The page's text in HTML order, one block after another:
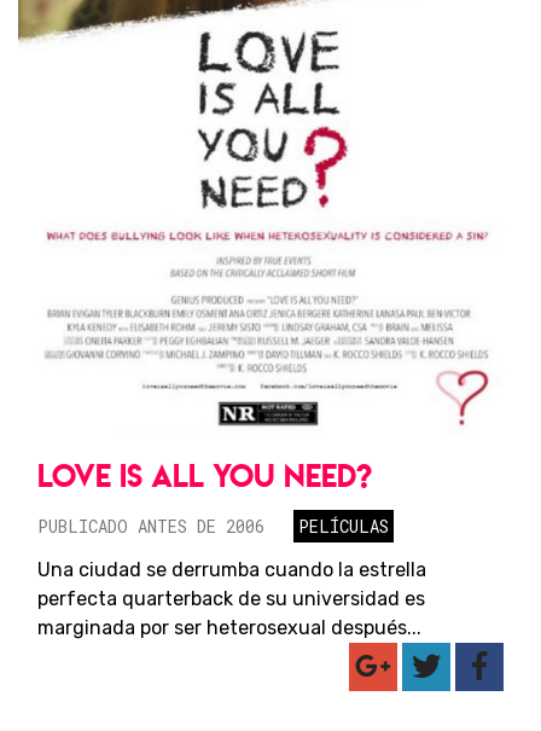
LOVE IS ALL YOU NEED?
PUBLICADO ANTES DE 2006
PELÍCULAS
Una ciudad se derrumba cuando la estrella
perfecta quarterback de su universidad es
marginada por ser heterosexual después...